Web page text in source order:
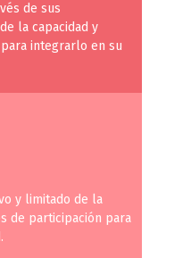
de sus
la capacidad y
integrarlo en su
y limitado de la
de participación para